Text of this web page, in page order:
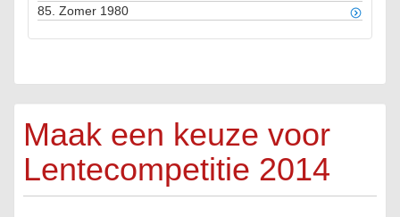
85. Zomer 1980
Maak een keuze voor
Lentecompetitie 2014